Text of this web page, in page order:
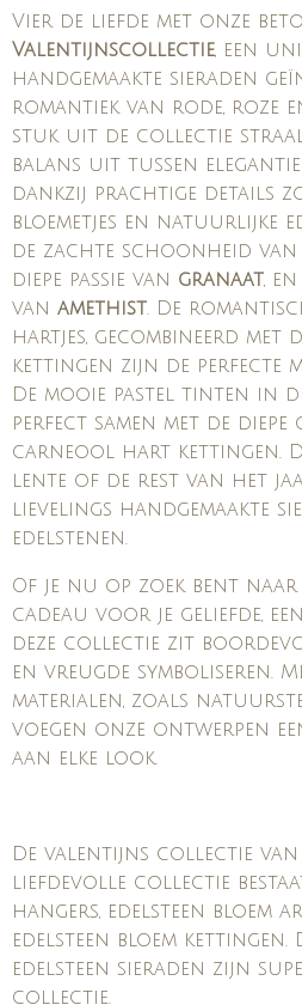
Vier de liefde met onze
Valentijnscollectie, een
handgemaakte sieraden
romantiek van rode, roze
stuk uit de collectie
balans uit tussen elegantie
dankzij prachtige details
bloemetjes en natuurlijke
de zachte schoonheid van
diepe passie van granaat,
van amethist. De
hartjes, gecombineerd met
kettingen zijn de perfecte
De mooie pastel tinten in
perfect samen met de
carneool hart kettingen.
lente of de rest van het
lievelings handgemaakte
edelstenen.
Of je nu op zoek bent naar
cadeau voor je geliefde,
deze collectie zit
en vreugde symboliseren.
materialen, zoals
voegen onze ontwerpen
aan elke look.
De valentijns collectie van
liefdevolle collectie
hangers, edelsteen bloem
edelsteen bloem kettingen.
edelsteen sieraden zijn
collectie.